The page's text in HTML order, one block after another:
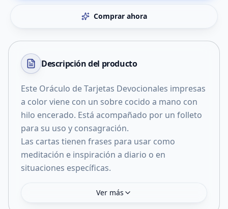
Comprar ahora
Descripción del producto
Este Oráculo de Tarjetas Devocionales impresas
a color viene con un sobre cocido a mano con
hilo encerado. Está acompañado por un folleto
para su uso y consagración.
Las cartas tienen frases para usar como
meditación e inspiración a diario o en
Ver más